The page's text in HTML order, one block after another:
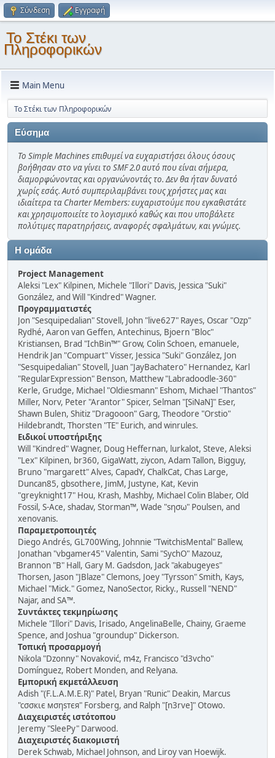
Σύνδεση Εγγραφή
Το Στέκι των
Πληροφορικών
Main Menu
Το Στέκι των Πληροφορικών
Εύσημα
Το Simple Machines επιθυμεί να ευχαριστήσει όλους όσους
βοήθησαν στο να γίνει το SMF 2.0 αυτό που είναι σήμερα,
διαμορφώνοντας και οργανώνοντάς το. Δεν θα ήταν δυνατό
χωρίς εσάς. Αυτό συμπεριλαμβάνει τους χρήστες μας και
ιδιαίτερα τα Charter Members: ευχαριστούμε που εγκαθιστάτε
και χρησιμοποιείτε το λογισμικό καθώς και που υποβάλετε
πολύτιμες παρατηρήσεις, αναφορές σφαλμάτων, και γνώμες.
Η ομάδα
Project Management
Aleksi "Lex" Kilpinen, Michele "Illori" Davis, Jessica "Suki"
González, and Will "Kindred" Wagner.
Προγραμματιστές
Jon "Sesquipedalian" Stovell, John "live627" Rayes, Oscar "Ozp"
Rydhé, Aaron van Geffen, Antechinus, Bjoern "Bloc"
Kristiansen, Brad "IchBin™" Grow, Colin Schoen, emanuele,
Hendrik Jan "Compuart" Visser, Jessica "Suki" González, Jon
"Sesquipedalian" Stovell, Juan "JayBachatero" Hernandez, Karl
"RegularExpression" Benson, Matthew "Labradoodle-360"
Kerle, Grudge, Michael "Oldiesmann" Eshom, Michael "Thantos"
Miller, Norv, Peter "Arantor" Spicer, Selman "[SiNaN]" Eser,
Shawn Bulen, Shitiz "Dragooon" Garg, Theodore "Orstio"
Hildebrandt, Thorsten "TE" Eurich, and winrules.
Ειδικοί υποστήριξης
Will "Kindred" Wagner, Doug Heffernan, lurkalot, Steve, Aleksi
"Lex" Kilpinen, br360, GigaWatt, ziycon, Adam Tallon, Bigguy,
Bruno "margarett" Alves, CapadY, ChalkCat, Chas Large,
Duncan85, gbsothere, JimM, Justyne, Kat, Kevin
"greyknight17" Hou, Krash, Mashby, Michael Colin Blaber, Old
Fossil, S-Ace, shadav, Storman™, Wade "sησω" Poulsen, and
xenovanis.
Παραμετροποιητές
Diego Andrés, GL700Wing, Johnnie "TwitchisMental" Ballew,
Jonathan "vbgamer45" Valentin, Sami "SychO" Mazouz,
Brannon "B" Hall, Gary M. Gadsdon, Jack "akabugeyes"
Thorsen, Jason "JBlaze" Clemons, Joey "Tyrsson" Smith, Kays,
Michael "Mick." Gomez, NanoSector, Ricky., Russell "NEND"
Najar, and SA™.
Συντάκτες τεκμηρίωσης
Michele "Illori" Davis, Irisado, AngelinaBelle, Chainy, Graeme
Spence, and Joshua "groundup" Dickerson.
Τοπική προσαρμογή
Nikola "Dzonny" Novaković, m4z, Francisco "d3vcho"
Domínguez, Robert Monden, and Relyana.
Εμπορική εκμετάλλευση
Adish "(F.L.A.M.E.R)" Patel, Bryan "Runic" Deakin, Marcus
"cσσкιє мσηѕтєя" Forsberg, and Ralph "[n3rve]" Otowo.
Διαχειριστές ιστότοπου
Jeremy "SleePy" Darwood.
Διαχειριστές διακομιστή
Derek Schwab, Michael Johnson, and Liroy van Hoewijk.